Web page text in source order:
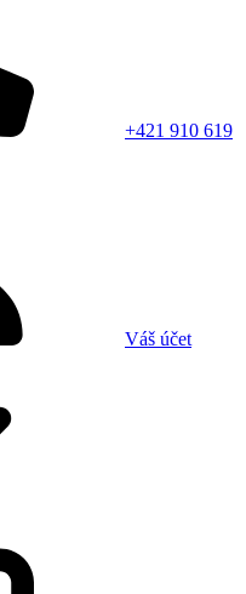
+421 910 619
Váš účet